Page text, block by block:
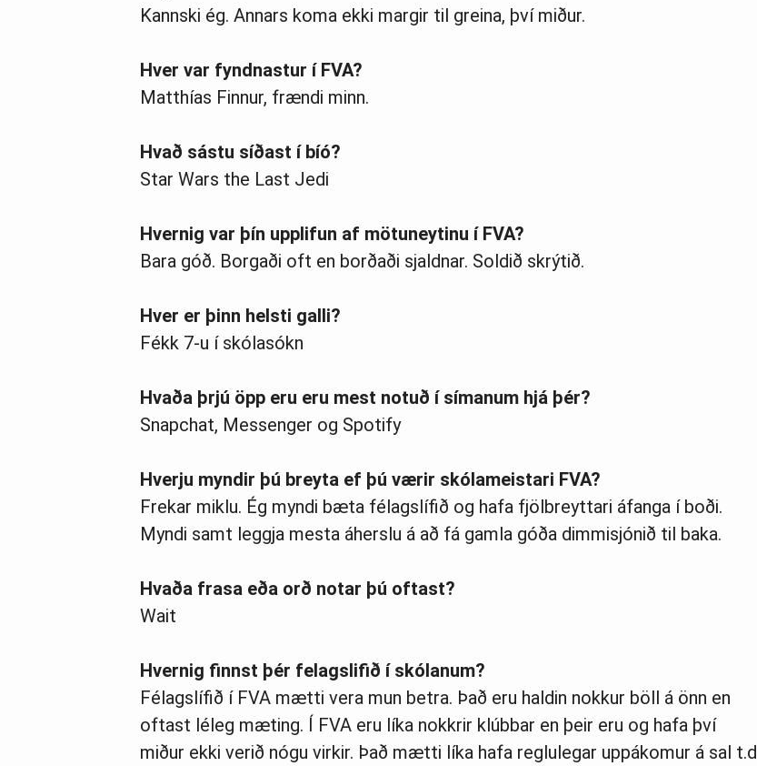
Kannski ég. Annars koma ekki margir til greina, því miður.
Hver var fyndnastur í FVA?
Matthías Finnur, frændi minn.
Hvað sástu síðast í bíó?
Star Wars the Last Jedi
Hvernig var þín upplifun af mötuneytinu í FVA?
Bara góð. Borgaði oft en borðaði sjaldnar. Soldið skrýtið.
Hver er þinn helsti galli?
Fékk 7-u í skólasókn
Hvaða þrjú öpp eru eru mest notuð í símanum hjá þér?
Snapchat, Messenger og Spotify
Hverju myndir þú breyta ef þú værir skólameistari FVA?
Frekar miklu. Ég myndi bæta félagslífið og hafa fjölbreyttari áfanga í boði.
Myndi samt leggja mesta áherslu á að fá gamla góða dimmisjónið til baka.
Hvaða frasa eða orð notar þú oftast?
Wait
Hvernig finnst þér felagslifið í skólanum?
Félagslífið í FVA mætti vera mun betra. Það eru haldin nokkur böll á önn en
oftast léleg mæting. Í FVA eru líka nokkrir klúbbar en þeir eru og hafa því
miður ekki verið nógu virkir. Það mætti líka hafa reglulegar uppákomur á sal t.d